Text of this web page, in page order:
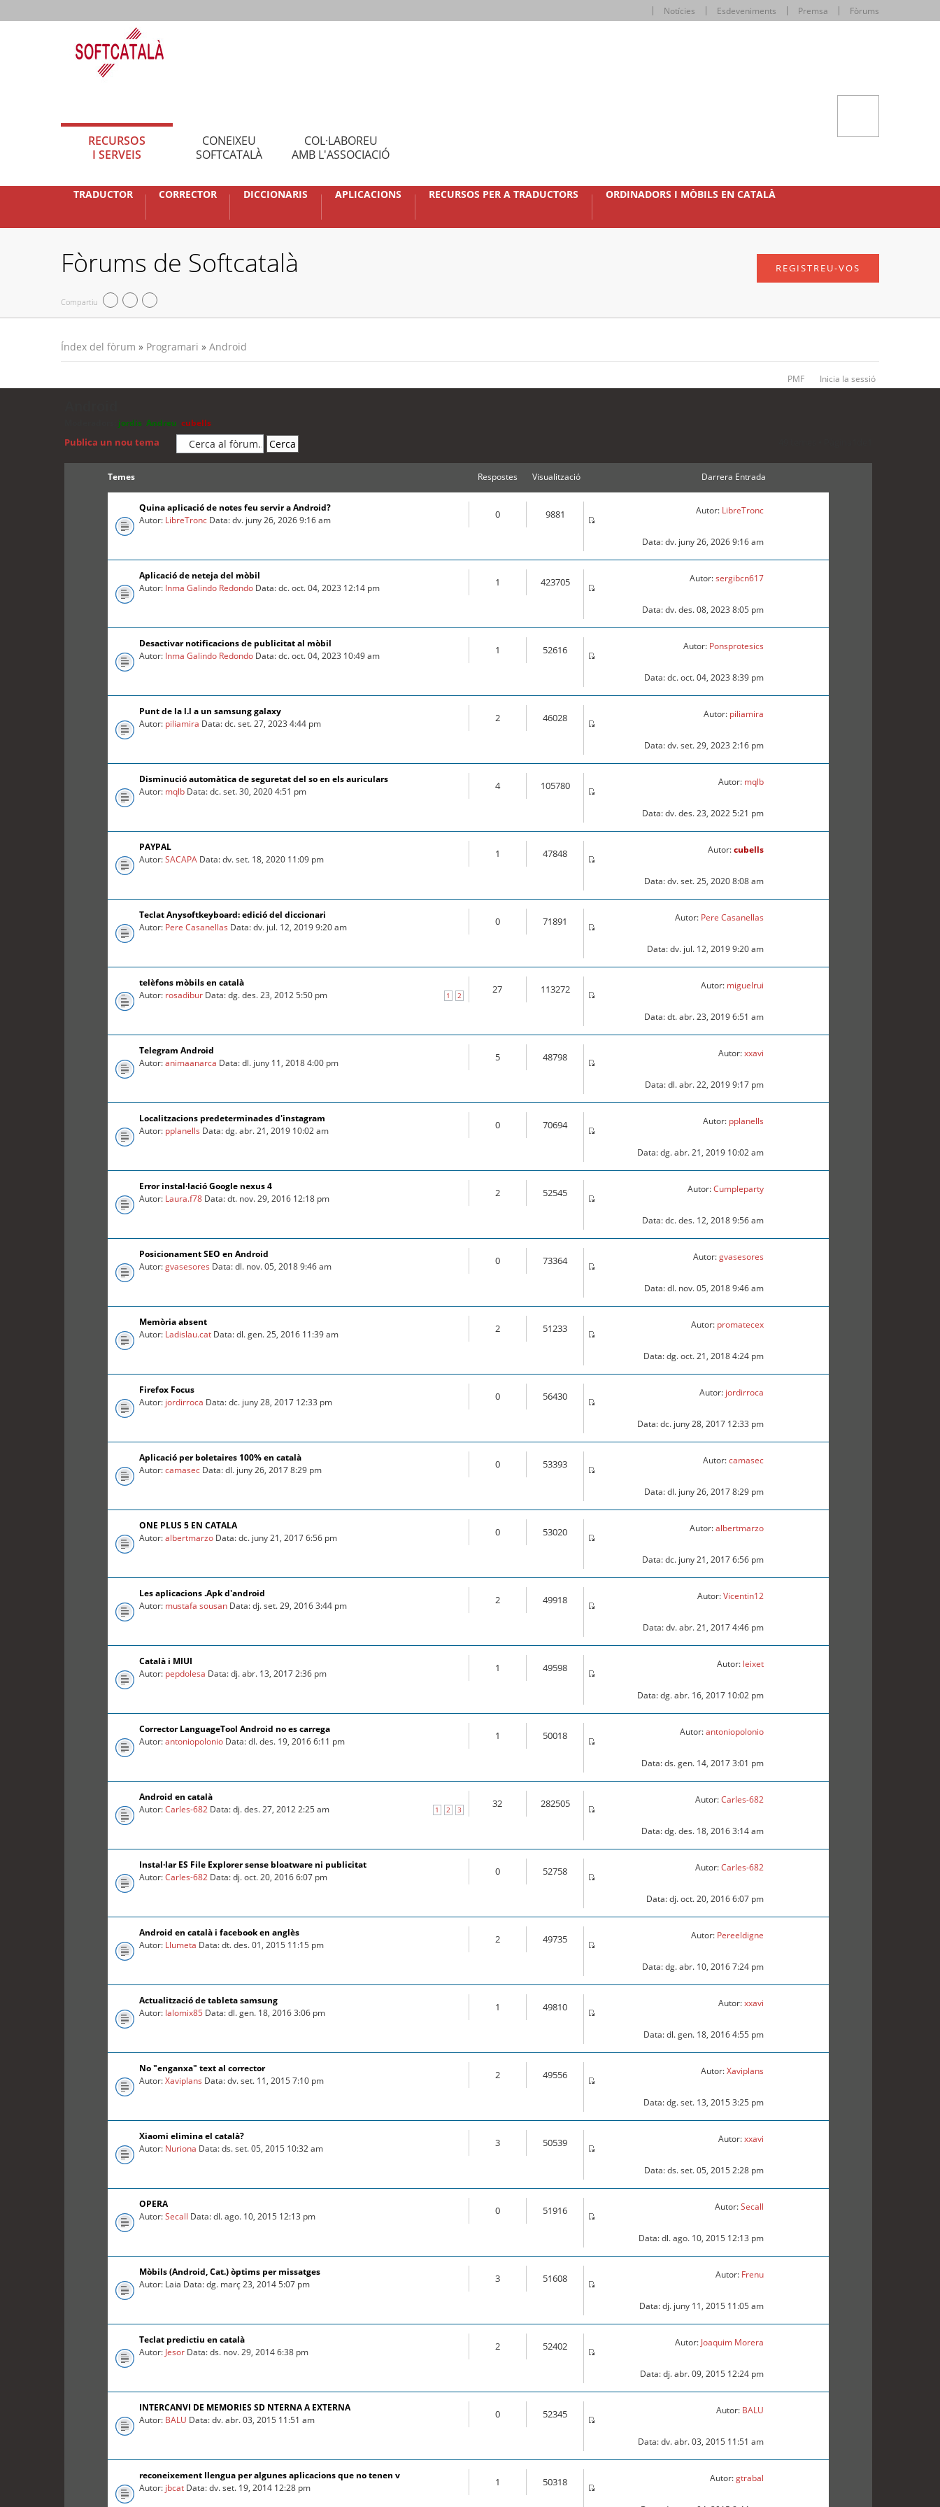
Notícies Esdeveniments Premsa Fòrums
RECURSOS
I SERVEIS
CONEIXEU
SOFTCATALÀ
COL·LABOREU
AMB L'ASSOCIACIÓ
TRADUCTOR CORRECTOR DICCIONARIS APLICACIONS RECURSOS PER A TRADUCTORS ORDINADORS I MÒBILS EN CATALÀ
Fòrums de Softcatalà
Compartiu
REGISTREU-VOS
Índex del fòrum » Programari » Android
PMF Inicia la sessió
jordis Andreu cubells
Publica un nou tema
Temes Respostes Visualització Darrera Entrada
Quina aplicació de notes feu servir a Android?
Autor: LibreTronc Data: dv. juny 26, 2026 9:16 am 0 9881 Autor: LibreTronc
Data: dv. juny 26, 2026 9:16 am
Aplicació de neteja del mòbil
Autor: Inma Galindo Redondo Data: dc. oct. 04, 2023 12:14 pm 1 423705 Autor:sergibcn617
Data: dv. des. 08, 2023 8:05 pm
Desactivar notificacions de publicitat al mòbil
Autor: Inma Galindo Redondo Data: dc. oct. 04, 2023 10:49 am 1 52616 Autor: Ponsprotesics
Data: dc. oct. 04, 2023 8:39 pm
Punt de la l.l a un samsung galaxy
Autor: piliamira Data: dc. set. 27, 2023 4:44 pm 2 46028 Autor: piliamira
Data: dv. set. 29, 2023 2:16 pm
Disminució automàtica de seguretat del so en els auriculars
Autor: mqlb Data: dc. set. 30, 2020 4:51 pm 4 105780 Autor: mqlb
Data: dv. des. 23, 2022 5:21 pm
PAYPAL
Autor:SACAPA Data: dv. set. 18, 2020 11:09 pm 1 47848 Autor:cubells
Data: dv. set. 25, 2020 8:08 am
Teclat Anysoftkeyboard: edició del diccionari
Autor: Pere Casanellas Data: dv. jul. 12, 2019 9:20 am 0 71891 Autor: Pere Casanellas
Data: dv. jul. 12, 2019 9:20 am
telèfons mòbils en català
1 2
Autor: rosadibur Data: dg. des. 23, 2012 5:50 pm 27 113272 Autor: miguelrui
Data: dt. abr. 23, 2019 6:51 am
Telegram Android
Autor:animaanarca Data: dl. juny 11, 2018 4:00 pm 5 48798 Autor:xxavi
Data: dl. abr. 22, 2019 9:17 pm
Localitzacions predeterminades d'instagram
Autor: pplanells Data: dg. abr. 21, 2019 10:02 am 0 70694 Autor: pplanells
Data: dg. abr. 21, 2019 10:02 am
Error instal·lació Google nexus 4
Autor: Laura.f78 Data: dt. nov. 29, 2016 12:18 pm 2 52545 Autor:Cumpleparty
Data: dc. des. 12, 2018 9:56 am
Posicionament SEO en Android
Autor:gvasesores Data: dl. nov. 05, 2018 9:46 am 0 73364 Autor:gvasesores
Data: dl. nov. 05, 2018 9:46 am
Memòria absent
Autor: Ladislau.cat Data: dl. gen. 25, 2016 11:39 am 2 51233 Autor: promatecex
Data: dg. oct. 21, 2018 4:24 pm
Firefox Focus
Autor: jordirroca Data: dc. juny 28, 2017 12:33 pm 0 56430 Autor: jordirroca
Data: dc. juny 28, 2017 12:33 pm
Aplicació per boletaires 100% en català
Autor:camasec Data: dl. juny 26, 2017 8:29 pm 0 53393 Autor:camasec
Data: dl. juny 26, 2017 8:29 pm
ONE PLUS 5 EN CATALA
Autor:albertmarzo Data: dc. juny 21, 2017 6:56 pm 0 53020 Autor:albertmarzo
Data: dc. juny 21, 2017 6:56 pm
Les aplicacions .Apk d'android
Autor: mustafa sousan Data: dj. set. 29, 2016 3:44 pm 2 49918 Autor:Vicentin12
Data: dv. abr. 21, 2017 4:46 pm
Català i MIUI
Autor: pepdolesa Data: dj. abr. 13, 2017 2:36 pm 1 49598 Autor: leixet
Data: dg. abr. 16, 2017 10:02 pm
Corrector LanguageTool Android no es carrega
Autor:antoniopolonio Data: dl. des. 19, 2016 6:11 pm 1 50018 Autor:antoniopolonio
Data: ds. gen. 14, 2017 3:01 pm
Android en català
1 2 3
Autor:Carles-682 Data: dj. des. 27, 2012 2:25 am 32 282505 Autor:Carles-682
Data: dg. des. 18, 2016 3:14 am
Instal·lar ES File Explorer sense bloatware ni publicitat
Autor:Carles-682 Data: dj. oct. 20, 2016 6:07 pm 0 52758 Autor:Carles-682
Data: dj. oct. 20, 2016 6:07 pm
Android en català i facebook en anglès
Autor: Llumeta Data: dt. des. 01, 2015 11:15 pm 2 49735 Autor: Pereeldigne
Data: dg. abr. 10, 2016 7:24 pm
Actualització de tableta samsung
Autor: lalomix85 Data: dl. gen. 18, 2016 3:06 pm 1 49810 Autor:xxavi
Data: dl. gen. 18, 2016 4:55 pm
No "enganxa" text al corrector
Autor:Xaviplans Data: dv. set. 11, 2015 7:10 pm 2 49556 Autor:Xaviplans
Data: dg. set. 13, 2015 3:25 pm
Xiaomi elimina el català?
Autor: Nuriona Data: ds. set. 05, 2015 10:32 am 3 50539 Autor:xxavi
Data: ds. set. 05, 2015 2:28 pm
OPERA
Autor:Secall Data: dl. ago. 10, 2015 12:13 pm 0 51916 Autor:Secall
Data: dl. ago. 10, 2015 12:13 pm
Mòbils (Android, Cat.) òptims per missatges
Autor: Laia Data: dg. març 23, 2014 5:07 pm
3 51608 Autor: Frenu
Data: dj. juny 11, 2015 11:05 am
Teclat predictiu en català
Autor: Jesor Data: ds. nov. 29, 2014 6:38 pm 2 52402 Autor: Joaquim Morera
Data: dj. abr. 09, 2015 12:24 pm
INTERCANVI DE MEMORIES SD NTERNA A EXTERNA
Autor: BALU Data: dv. abr. 03, 2015 11:51 am 0 52345 Autor: BALU
Data: dv. abr. 03, 2015 11:51 am
reconeixement llengua per algunes aplicacions que no tenen v
Autor: jbcat Data: dv. set. 19, 2014 12:28 pm 1 50318 Autor:gtrabal